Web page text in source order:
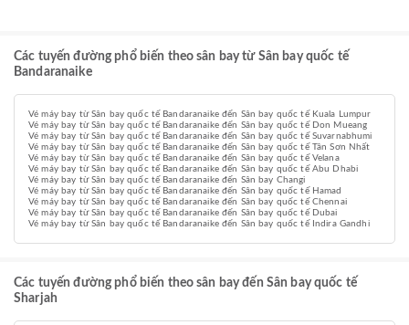
Các tuyến đường phổ biến theo sân bay từ Sân bay quốc tế
Bandaranaike
Vé máy bay từ Sân bay quốc tế Bandaranaike đến Sân bay quốc tế Kuala Lumpur
Vé máy bay từ Sân bay quốc tế Bandaranaike đến Sân bay quốc tế Don Mueang
Vé máy bay từ Sân bay quốc tế Bandaranaike đến Sân bay quốc tế Suvarnabhumi
Vé máy bay từ Sân bay quốc tế Bandaranaike đến Sân bay quốc tế Tân Sơn Nhất
Vé máy bay từ Sân bay quốc tế Bandaranaike đến Sân bay quốc tế Velana
Vé máy bay từ Sân bay quốc tế Bandaranaike đến Sân bay quốc tế Abu Dhabi
Vé máy bay từ Sân bay quốc tế Bandaranaike đến Sân bay Changi
Vé máy bay từ Sân bay quốc tế Bandaranaike đến Sân bay quốc tế Hamad
Vé máy bay từ Sân bay quốc tế Bandaranaike đến Sân bay quốc tế Chennai
Vé máy bay từ Sân bay quốc tế Bandaranaike đến Sân bay quốc tế Dubai
Vé máy bay từ Sân bay quốc tế Bandaranaike đến Sân bay quốc tế Indira Gandhi
Các tuyến đường phổ biến theo sân bay đến Sân bay quốc tế
Sharjah